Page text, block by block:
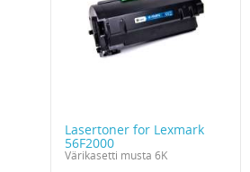
Lasertoner for Lexmark
56F2000
Värikasetti musta 6K